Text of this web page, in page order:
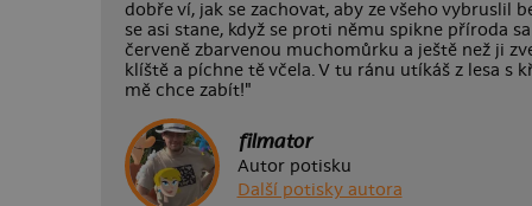
dobře ví, jak se zachovat, aby ze všeho vybruslil
se asi stane, když se proti němu spikne příroda
červeně zbarvenou muchomůrku a ještě než ji
klíště a píchne tě včela. V tu ránu utíkáš z lesa s
mě chce zabít!"
filmator
Autor potisku
Další potisky autora